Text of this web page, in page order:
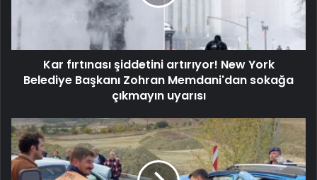
Kar fırtınası şiddetini artırıyor! New York
Belediye Başkanı Zohran Memdani'dan sokağa
çıkmayın uyarısı